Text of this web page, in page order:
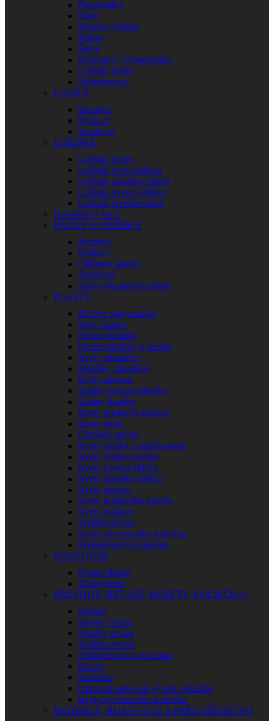
Pneumatiky
Duše
Mousse-Tubliss
Ráfiky
Špice
Rozperky / Vymedzenia
Ložiská kolies
Príslušenstvo
LANKÁ
Brzdové
Plynové
Spojkové
LOŽISKÁ
Ložiská kolies
Ložiská krku riadenia
Ložiská zadného tlmiča
Ložiská kyvnej vidlice
Ložiská prepákovania
NAHRIEVÁKY
PÁČKY A OBJÍMKY
Brzdové
Radiace
Objímky spojky
Spojkové
Sada výklopných páčok
PLASTY
Restyle sady plastov
Sady plastov
Predné blatníky
Predné tabuľky a masky
Kryty chladičov
Mriežky chladičov
Kryty airboxu
Zadné (bočné) tabuľky
Zadné blatníky
Kryty predných tlmičov
Kryty rámu
Chrániče páčok
Kryty spojky a zapaľovania
Kryty vodnej pumpy
Kryty kyvnej vidlice
Kryty zadného tlmiča
Kryty motora
Kryty brzdového kotúča
Kryty polepov
Vodítka reťaze
Kryty vývodového koliečka
Príslušenstvo k plastom
PODVOZOK
Predné tlmiče
Zadný tlmič
PREVODY (REŤAZE, ROZETY, KOLIEČKA)
Reťaze
Spojky reťaze
Kladky reťaze
Vodítka reťaze
Príslušenstvo k reťaziam
Rozety
Koliečka
Opravná sada pod vývod. koliečko
Kryty vývodového koliečka
RIADIDLÁ, RUKOVÄTE A PRÍSLUŠENSTVO